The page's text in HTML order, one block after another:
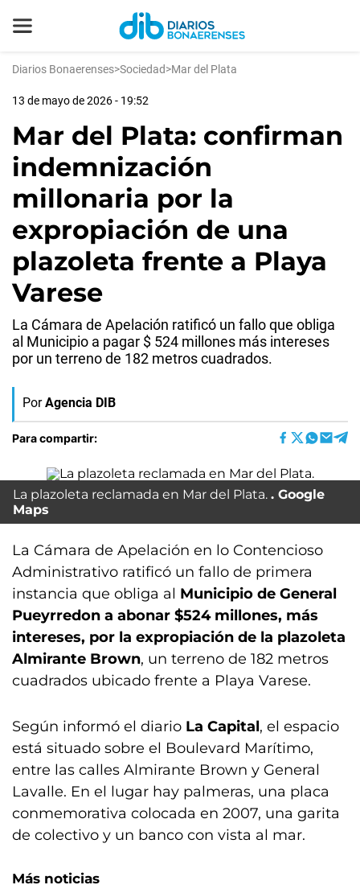
Diarios Bonaerenses>Sociedad>Mar del Plata
13 de mayo de 2026 - 19:52
Mar del Plata: confirman
indemnización
millonaria por la
expropiación de una
plazoleta frente a Playa
Varese
La Cámara de Apelación ratificó un fallo que obliga
al Municipio a pagar $ 524 millones más intereses
por un terreno de 182 metros cuadrados.
Por Agencia DIB
Para compartir:
La plazoleta reclamada en Mar del Plata.
Google
Maps
La Cámara de Apelación en lo Contencioso
Administrativo ratificó un fallo de primera
instancia que obliga al Municipio de General
Pueyrredon a abonar $524 millones, más
intereses, por la expropiación de la plazoleta
Almirante Brown, un terreno de 182 metros
cuadrados ubicado frente a Playa Varese.
Según informó el diario La Capital, el espacio
está situado sobre el Boulevard Marítimo,
entre las calles Almirante Brown y General
Lavalle. En el lugar hay palmeras, una placa
conmemorativa colocada en 2007, una garita
de colectivo y un banco con vista al mar.
Más noticias